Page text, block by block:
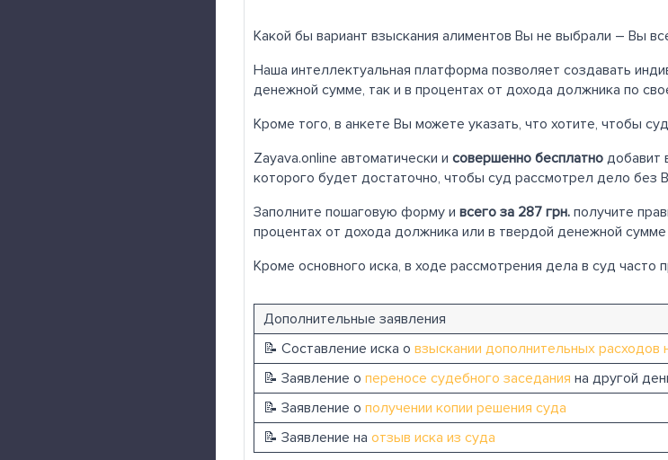
Какой бы вариант взыскания алиментов Вы не выбрали – Вы
Наша интеллектуальная платформа позволяет создавать
денежной сумме, так и в процентах от дохода должника по
Кроме того, в анкете Вы можете указать, что хотите, чтобы
Zayava.online автоматически и совершенно бесплатно добавит
которого будет достаточно, чтобы суд рассмотрел дело без
Заполните пошаговую форму и всего за 287 грн. получите
процентах от дохода должника или в твердой денежной
Кроме основного иска, в ходе рассмотрения дела в суд часто
Дополнительные заявления
📝 Составление иска о взыскании дополнительных расходов
📝 Заявление о переносе судебного заседания на другой
📝 Заявление о получении копии решения суда
📝 Заявление на отзыв иска из суда